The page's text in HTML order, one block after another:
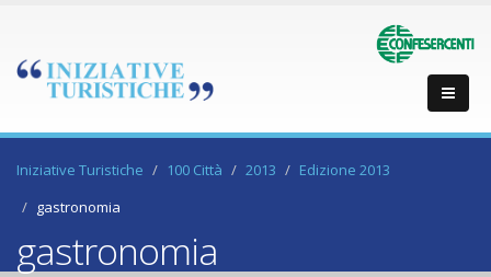
Iniziative Turistiche 100 Città 2013
Edizione 2013
gastronomia
gastronomia